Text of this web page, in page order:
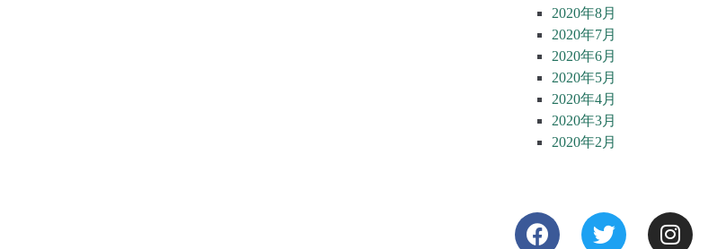
2020年8月
2020年7月
2020年6月
2020年5月
2020年4月
2020年3月
2020年2月